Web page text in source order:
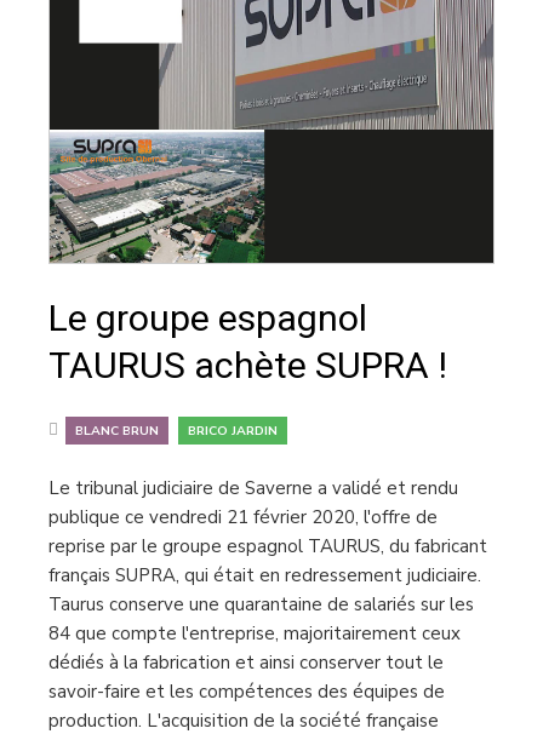
Le groupe espagnol
TAURUS achète SUPRA !
BLANC BRUN BRICO JARDIN
Le tribunal judiciaire de Saverne a validé et rendu
publique ce vendredi 21 février 2020, l'offre de
reprise par le groupe espagnol TAURUS, du fabricant
français SUPRA, qui était en redressement judiciaire.
Taurus conserve une quarantaine de salariés sur les
84 que compte l'entreprise, majoritairement ceux
dédiés à la fabrication et ainsi conserver tout le
savoir-faire et les compétences des équipes de
production. L'acquisition de la société française